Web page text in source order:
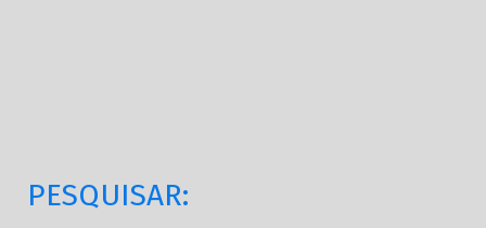
PESQUISAR: